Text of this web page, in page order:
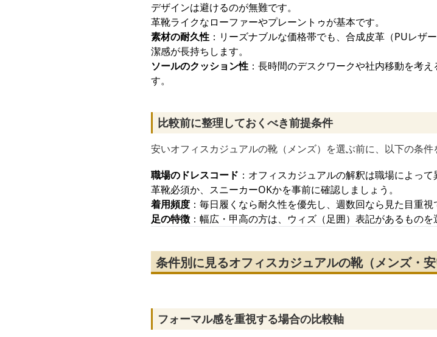
デザインは避けるのが無難です。
革靴ライクなローファーやプレーントゥが基本です。
素材の耐久性 ：リーズナブルな価格帯でも、合成皮革（PUレ
潔感が長持ちします。
ソールのクッション性 ：長時間のデスクワークや社内移動を考
す。
比較前に整理しておくべき前提条件
安いオフィスカジュアルの靴（メンズ）を選ぶ前に、以下の条件
職場のドレスコード ：オフィスカジュアルの解釈は職場によって
革靴必須か、スニーカーOKかを事前に確認しましょう。
着用頻度 ：毎日履くなら耐久性を優先し、週数回なら見た目重視
足の特徴 ：幅広・甲高の方は、ウィズ（足囲）表記があるものを
条件別に見るオフィスカジュアルの靴（メンズ・
フォーマル感を重視する場合の比較軸